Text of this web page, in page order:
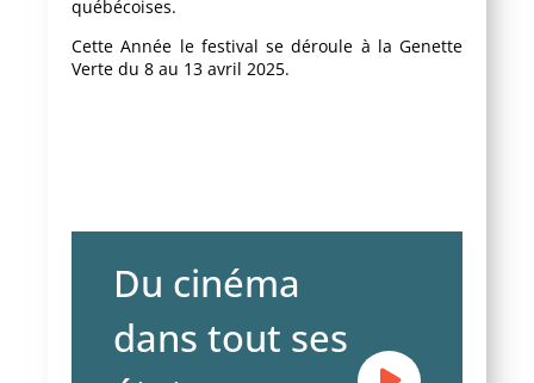
québécoises.
Cette Année le festival se déroule à la Genette
Verte du 8 au 13 avril 2025.
Du cinéma
dans tout ses